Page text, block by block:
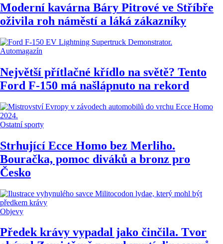
Moderní kavárna Báry Pitrové ve Stříbře
oživila roh náměstí a láká zákazníky
Automagazín
Největší přítlačné křídlo na světě? Tento
Ford F-150 má našlápnuto na rekord
Ostatní sporty
Strhující Ecce Homo bez Merliho.
Bouračka, pomoc diváků a bronz pro
Česko
Objevy
Předek krávy vypadal jako činčila. Tvor